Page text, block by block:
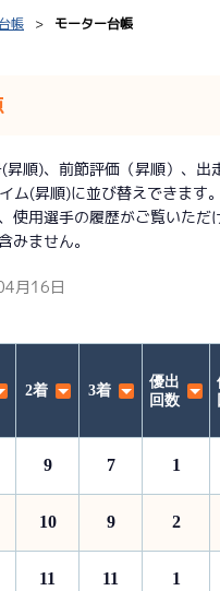
選手コ
ボートデータ
出目データ
帳 モーター台帳
昇順)、前節評価（昇順）、
ム(昇順)に並び替えできます
使用選手の履歴がご覧いただ
みません。
月16日
2着 3着
優出
回数
9 7 1
10 9 2
11 11 1